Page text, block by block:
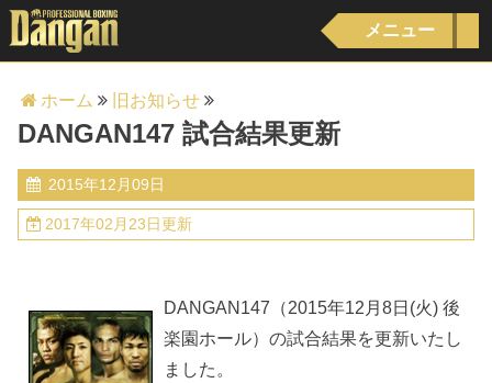
メニュー
ホーム 旧お知らせ
DANGAN147 試合結果更新
2015年12月09日
2017年02月23日更新
DANGAN147（2015年12月8日(火) 後
楽園ホール）の試合結果を更新いたし
ました。